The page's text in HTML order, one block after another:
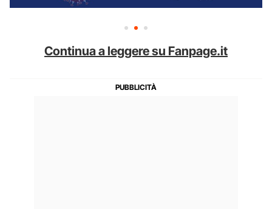
Continua a leggere su Fanpage.it